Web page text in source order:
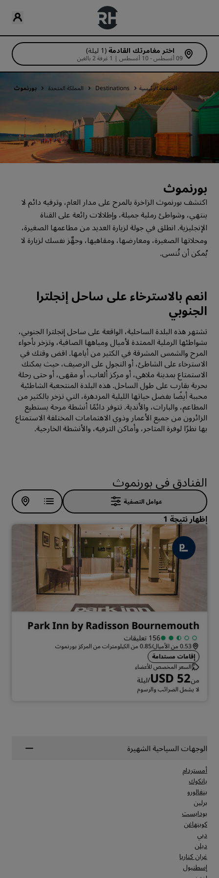
اختر مغامرتك القادمة (1 ليلة)
09 أغسطس - 10 أغسطس | 1 غرفة 2 بالغين
الصفحة الرئيسية Destinations المملكة المتحدة بورنموث
بورنموث
اكتشف بورنموث الزاخرة بالمرح على مدار العام، وترفيه دائم لا
ينتهي، وشواطئ رملية جميلة، وإطلالات رائعة على القناة
الإنجليزية. انطلق في جولة لزيارة العديد من مطاعمها الصغيرة،
ومحلاتها الصغيرة، ومعارضها، ومقاهيها، وجهِّز نفسك لزيارة لا
يُمكن أن تُنسى.
انعم بالاسترخاء على ساحل إنجلترا
الجنوبي
تشتهر هذه البلدة الساحلية، الواقعة على ساحل إنجلترا الجنوبي،
بشواطئها الرملية الممتدة لأميال ومياهها الصافية، وتزخر بأجواء
المرح والشمس المشرقة في الكثير من أيامها. اقض وقتك في
الاسترخاء على الشاطئ، أو التجول على الرصيف، حيث يمكنك
الاستمتاع بمدينة ملاهي، أو مركز ألعاب، أو مقهى، أو حتى رحلة
بحرية بقارب على طول الساحل. هذه البلدة المنتجعية الشاطئية
محببة أيضًا بفضل حياتها الليلية المزدهرة، التي تزخر بالكثير من
المطاعم، والبارات، والأندية. تتوفر دائمًا أنشطة مرحة يستطيع
الزائرون من جميع الأعمار وذوي الاهتمامات المختلفة الاستمتاع
بها نظرًا لوفرة المتاجر، وأماكن الترفيه، والأنشطة الخارجية.
الفنادق في بورنموث
عوامل التصفية
إظهار نتيجة 1
Park Inn by Radisson Bournemouth
156 تعليقات
0.53 من الأميال/0.85 من الكيلومترات من المركز بورنموث
إقامات مستدامة
السعر المخصص للأعضاء
منUSD 52/ليلة
لا يشمل الضرائب والرسوم
الوجهات السياحية الشهيرة
أمستردام
بانكوك
بنغالورو
برلين
بودابست
كوبنهاغن
دبي
دبلن
غران كناريا
إسطنبول